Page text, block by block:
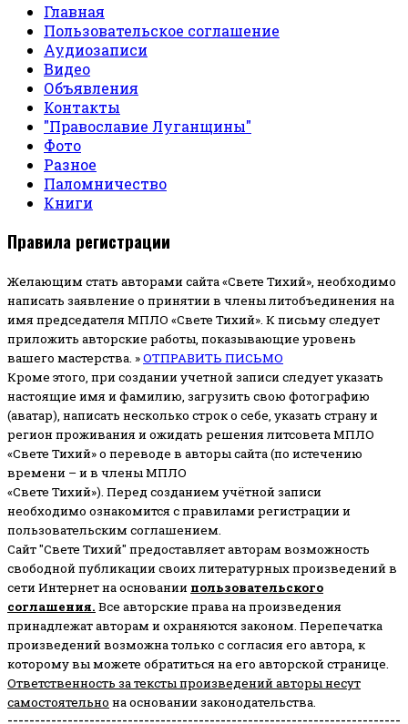
Главная
Пользовательское соглашение
Аудиозаписи
Видео
Объявления
Контакты
"Православие Луганщины"
Фото
Разное
Паломничество
Книги
Правила регистрации
Желающим стать авторами сайта «Свете Тихий», необходимо
написать заявление о принятии в члены литобъединения на
имя председателя МПЛО «Свете Тихий». К письму следует
приложить авторские работы, показывающие уровень
вашего мастерства. »ОТПРАВИТЬ ПИСЬМО
Кроме этого, при создании учетной записи следует указать
настоящие имя и фамилию, загрузить свою фотографию
(аватар), написать несколько строк о себе, указать страну и
регион проживания и ожидать решения литсовета МПЛО
«Свете Тихий» о переводе в авторы сайта (по истечению
времени – и в члены МПЛО
«Свете Тихий»). Перед созданием учётной записи
необходимо ознакомится с правилами регистрации и
пользовательским соглашением.
Сайт "Свете Тихий" предоставляет авторам возможность
свободной публикации своих литературных произведений в
сети Интернет на основании пользовательского
соглашения. Все авторские права на произведения
принадлежат авторам и охраняются законом. Перепечатка
произведений возможна только с согласия его автора, к
которому вы можете обратиться на его авторской странице.
Ответственность за тексты произведений авторы несут
самостоятельно на основании законодательства.
------------------------------------------------------------------------